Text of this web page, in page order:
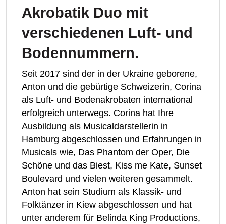
Akrobatik Duo mit
verschiedenen Luft- und
Bodennummern.
Seit 2017 sind der in der Ukraine geborene,
Anton und die gebürtige Schweizerin, Corina
als Luft- und Bodenakrobaten international
erfolgreich unterwegs. Corina hat Ihre
Ausbildung als Musicaldarstellerin in
Hamburg abgeschlossen und Erfahrungen in
Musicals wie, Das Phantom der Oper, Die
Schöne und das Biest, Kiss me Kate, Sunset
Boulevard und vielen weiteren gesammelt.
Anton hat sein Studium als Klassik- und
Folktänzer in Kiew abgeschlossen und hat
unter anderem für Belinda King Productions,